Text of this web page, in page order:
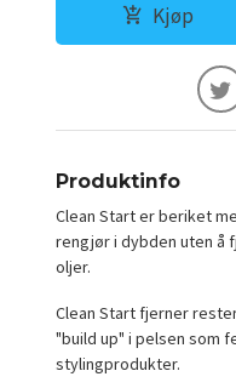
Kjøp
Produktinfo
Clean Start er beriket
rengjør i dybden uten å
oljer.
Clean Start fjerner
"build up" i pelsen som
stylingprodukter.